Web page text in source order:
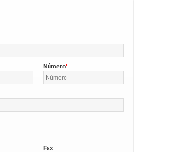
Número
Fax